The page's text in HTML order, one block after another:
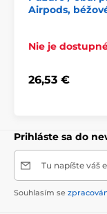
Airpods,
Nie je
26,53 €
Prihláste sa do
Tu napíšte váš
Souhlasím se